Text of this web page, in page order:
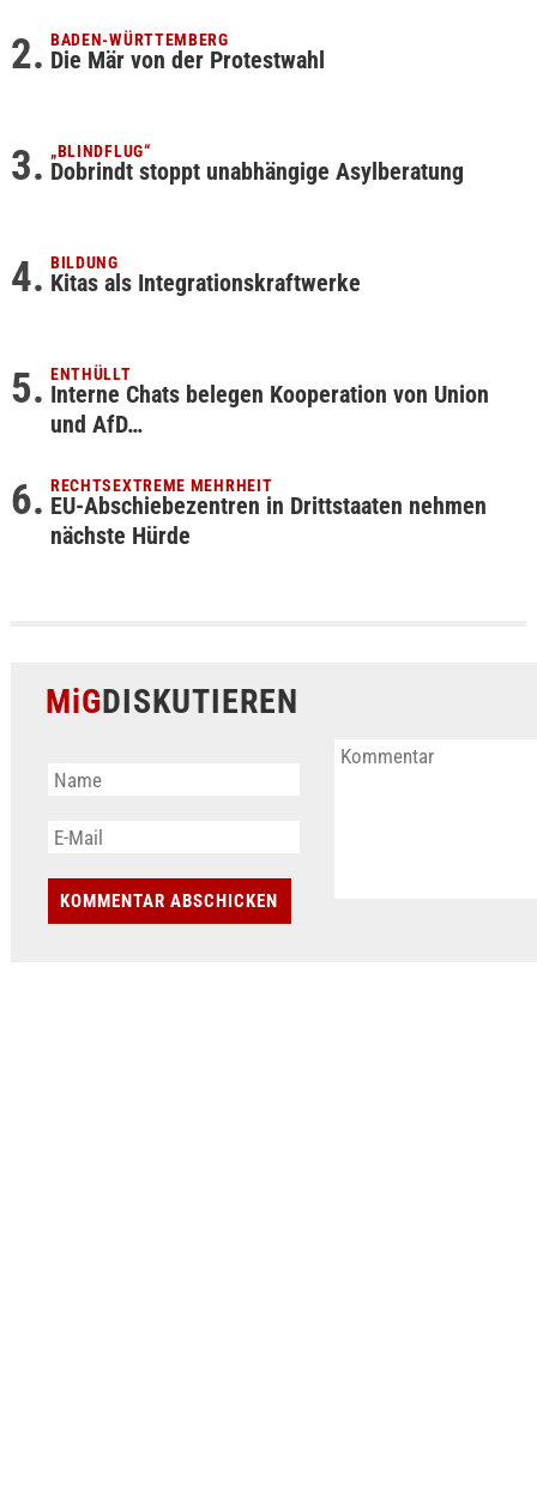
BADEN-WÜRTTEMBERG
Die Mär von der Protestwahl
„BLINDFLUG“
Dobrindt stoppt unabhängige Asylberatung
BILDUNG
Kitas als Integrationskraftwerke
ENTHÜLLT
Interne Chats belegen Kooperation von Union
und AfD…
RECHTSEXTREME MEHRHEIT
EU-Abschiebezentren in Drittstaaten nehmen
nächste Hürde
MiGDISKUTIEREN